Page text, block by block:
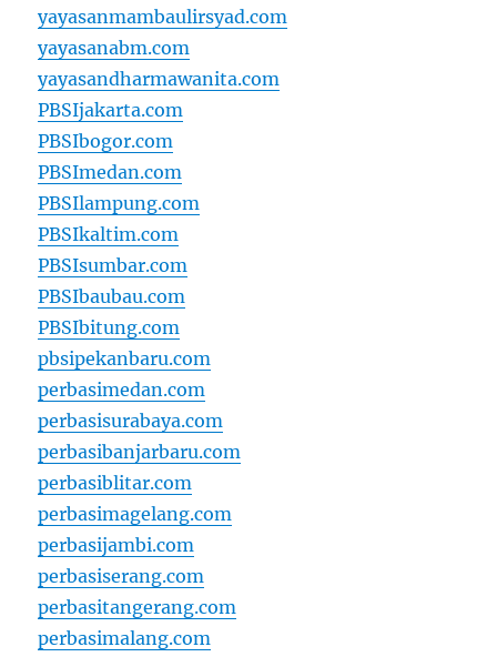
yayasanmambaulirsyad.com
yayasanabm.com
yayasandharmawanita.com
PBSIjakarta.com
PBSIbogor.com
PBSImedan.com
PBSIlampung.com
PBSIkaltim.com
PBSIsumbar.com
PBSIbaubau.com
PBSIbitung.com
pbsipekanbaru.com
perbasimedan.com
perbasisurabaya.com
perbasibanjarbaru.com
perbasiblitar.com
perbasimagelang.com
perbasijambi.com
perbasiserang.com
perbasitangerang.com
perbasimalang.com